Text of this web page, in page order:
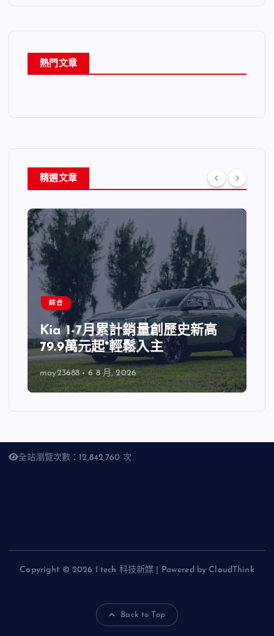
熱門文章
精選文章
綜合
Kia 1-7月累計銷量創歷史新高
79.9萬元起*輕鬆入主
may23688 6 8 月, 2026
全站瀏覽次數：12,842,760 次
Copyright © 2026 I tech 科技新媒 | Powered by CloudThink
Back to Top